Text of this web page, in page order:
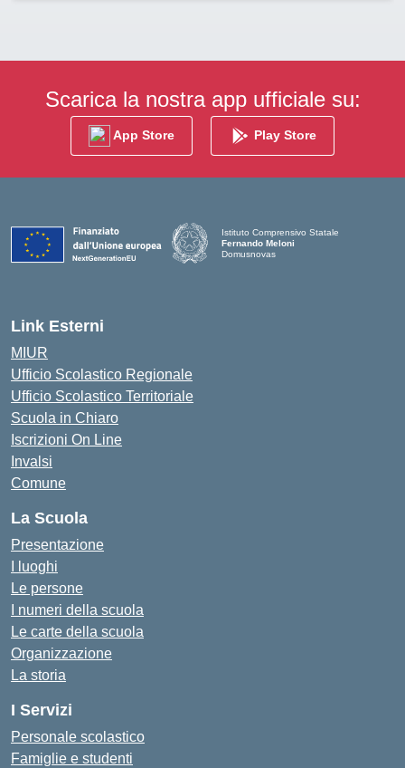
Scarica la nostra app ufficiale su:
App Store Play Store
Istituto Comprensivo Statale
Fernando Meloni
Domusnovas
Link Esterni
MIUR
Ufficio Scolastico Regionale
Ufficio Scolastico Territoriale
Scuola in Chiaro
Iscrizioni On Line
Invalsi
Comune
La Scuola
Presentazione
I luoghi
Le persone
I numeri della scuola
Le carte della scuola
Organizzazione
La storia
I Servizi
Personale scolastico
Famiglie e studenti